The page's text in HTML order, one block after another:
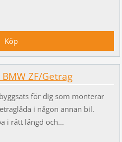
ZF/Getrag
för dig som monterar
i någon annan bil.
i rätt längd och...